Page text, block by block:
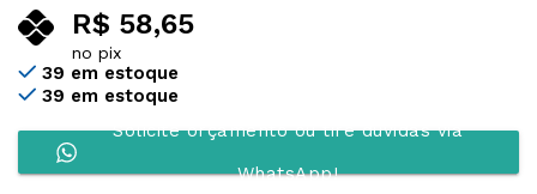
R$ 58,65
no pix
39 em estoque
39 em estoque
Solicite orçamento ou tire dúvidas via
WhatsApp!